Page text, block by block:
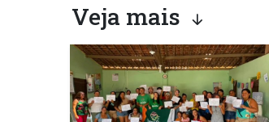
Veja mais